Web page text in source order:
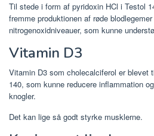
Til stede i form af pyridoxin HCl i Testol
fremme produktionen af ​​røde
nitrogenoxidniveauer, som kunne
Vitamin D3
Vitamin D3 som cholecalciferol er blevet
140, som kunne reducere inflammation
knogler.
Det kan lige så godt styrke musklerne.